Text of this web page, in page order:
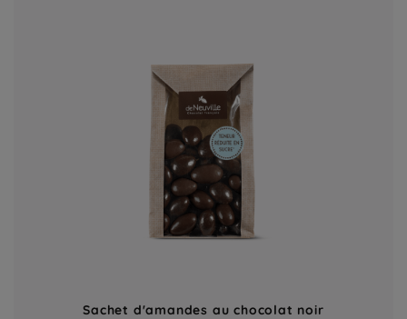
Sachet d'amandes au chocolat noir